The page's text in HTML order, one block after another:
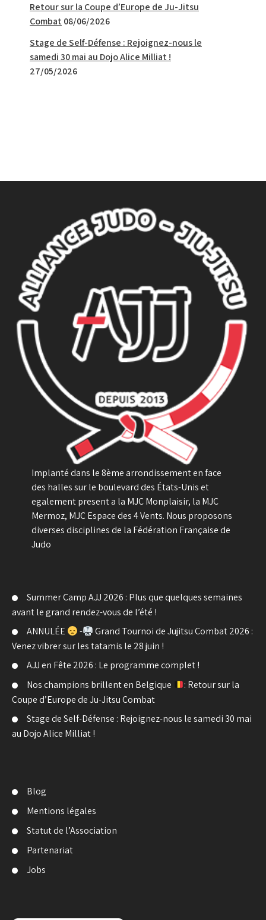
Retour sur la Coupe d’Europe de Ju-Jitsu
Combat 08/06/2026
Stage de Self-Défense : Rejoignez-nous le
samedi 30 mai au Dojo Alice Milliat !
27/05/2026
Implanté dans le 8ème arrondissement en face
des halles sur le boulevard des États-Unis et
egalement present a la MJC Monplaisir, la MJC
Mermoz, MJC Espace des 4 Vents. Nous proposons
diverses disciplines de la Fédération Française de
Judo
Summer Camp AJJ 2026 : Plus que quelques semaines
avant le grand rendez-vous de l’été !
ANNULÉE
-
Grand Tournoi de Jujitsu Combat 2026 :
Venez vibrer sur les tatamis le 28 juin !
AJJ en Fête 2026 : Le programme complet !
Nos champions brillent en Belgique
: Retour sur la
Coupe d’Europe de Ju-Jitsu Combat
Stage de Self-Défense : Rejoignez-nous le samedi 30 mai
au Dojo Alice Milliat !
Blog
Mentions légales
Statut de l’Association
Partenariat
Jobs